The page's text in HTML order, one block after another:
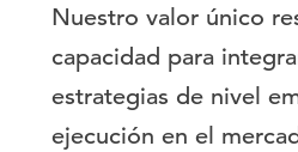
Nuestro valor único
capacidad para
estrategias de nivel
ejecución en el